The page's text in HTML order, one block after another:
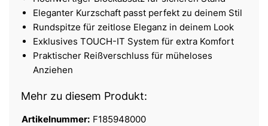
Eleganter Kurzschaft passt perfekt zu deinem Stil
Rundspitze für zeitlose Eleganz in deinem Look
Exklusives TOUCH-IT System für extra Komfort
Praktischer Reißverschluss für müheloses
Anziehen
Mehr zu diesem Produkt:
Artikelnummer: F185948000